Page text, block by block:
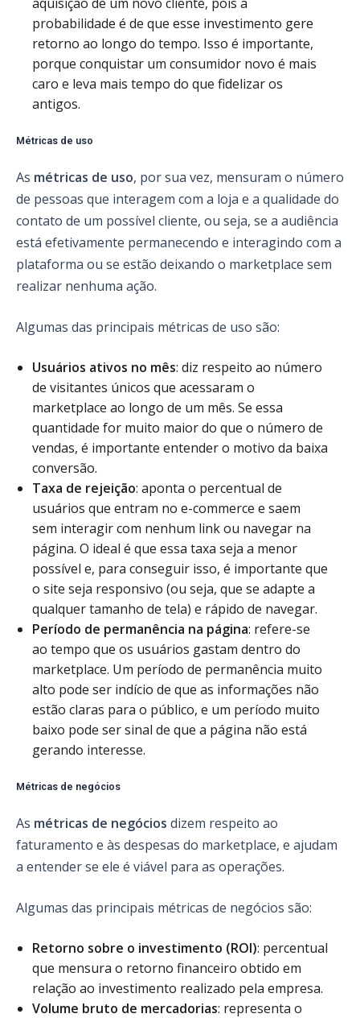
probabilidade é de que esse investimento gere
retorno ao longo do tempo. Isso é importante,
porque conquistar um consumidor novo é mais
caro e leva mais tempo do que fidelizar os
antigos.
Métricas de uso
As métricas de uso, por sua vez, mensuram o número
de pessoas que interagem com a loja e a qualidade do
contato de um possível cliente, ou seja, se a audiência
está efetivamente permanecendo e interagindo com a
plataforma ou se estão deixando o marketplace sem
realizar nenhuma ação.
Algumas das principais métricas de uso são:
Usuários ativos no mês: diz respeito ao número
de visitantes únicos que acessaram o
marketplace ao longo de um mês. Se essa
quantidade for muito maior do que o número de
vendas, é importante entender o motivo da baixa
conversão.
Taxa de rejeição: aponta o percentual de
usuários que entram no e-commerce e saem
sem interagir com nenhum link ou navegar na
página. O ideal é que essa taxa seja a menor
possível e, para conseguir isso, é importante que
o site seja responsivo (ou seja, que se adapte a
qualquer tamanho de tela) e rápido de navegar.
Período de permanência na página: refere-se
ao tempo que os usuários gastam dentro do
marketplace. Um período de permanência muito
alto pode ser indício de que as informações não
estão claras para o público, e um período muito
baixo pode ser sinal de que a página não está
gerando interesse.
Métricas de negócios
As métricas de negócios dizem respeito ao
faturamento e às despesas do marketplace, e ajudam
a entender se ele é viável para as operações.
Algumas das principais métricas de negócios são:
Retorno sobre o investimento (ROI): percentual
que mensura o retorno financeiro obtido em
relação ao investimento realizado pela empresa.
Volume bruto de mercadorias: representa o